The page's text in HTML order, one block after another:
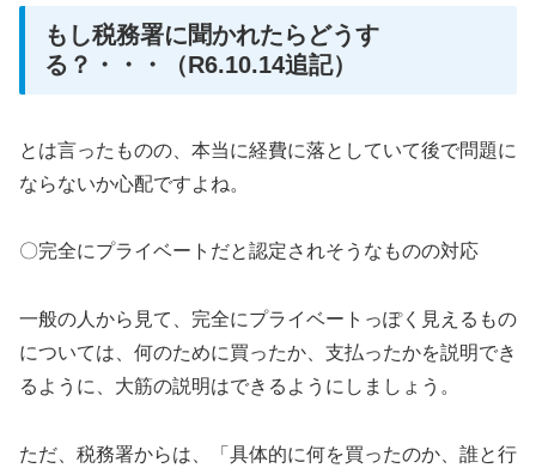
もし税務署に聞かれたらどうす
る？・・・（R6.10.14追記）
とは言ったものの、本当に経費に落としていて後で問題に
ならないか心配ですよね。
〇完全にプライベートだと認定されそうなものの対応
一般の人から見て、完全にプライベートっぽく見えるもの
については、何のために買ったか、支払ったかを説明でき
るように、大筋の説明はできるようにしましょう。
ただ、税務署からは、「具体的に何を買ったのか、誰と行